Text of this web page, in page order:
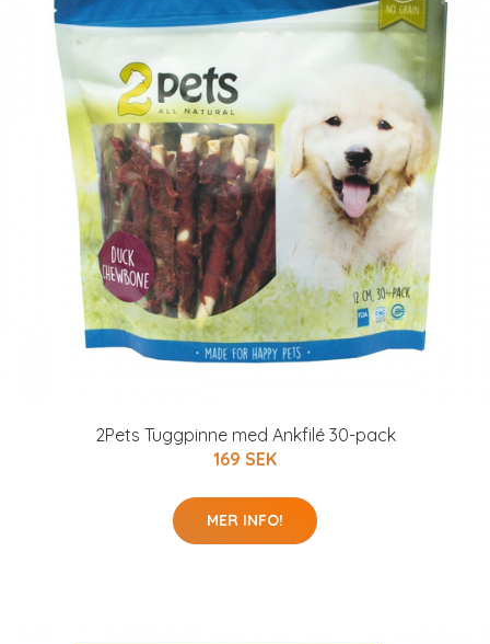
2Pets Tuggpinne med Ankfilé 30-pack
169 SEK
MER INFO!